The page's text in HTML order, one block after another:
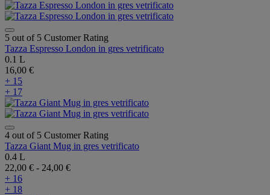
5 out of 5 Customer Rating
Tazza Espresso London in gres vetrificato
0.1 L
16,00 €
+ 15
+ 17
4 out of 5 Customer Rating
Tazza Giant Mug in gres vetrificato
0.4 L
22,00 € - 24,00 €
+ 16
+ 18